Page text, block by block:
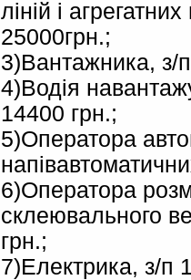
ліній і
25000грн.;
3)Вантажника, з/
4)Водія
14400 грн.;
5)Оператора
6)Оператора
склеювального
грн.;
7)Електрика, з/п